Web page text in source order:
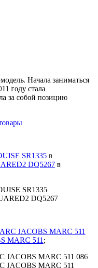
Начала заниматься
году стала
за собой позицию
SR1335 в
DQ5267 в
JACOBS MARC 511
MARC 511 ;